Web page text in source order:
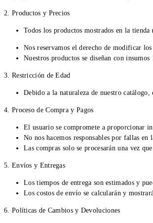
2. Productos y Precios
Todos los productos mostrados en la tienda
Nos reservamos el derecho de modificar
Nuestros productos se diseñan con
3. Restricción de Edad
Debido a la naturaleza de nuestro
4. Proceso de Compra y Pagos
El usuario se compromete a proporcionar
No nos hacemos responsables por fallas
Las compras solo se procesarán una vez
5. Envíos y Entregas
Los tiempos de entrega son estimados y
Los costos de envío se calcularán y
6. Políticas de Cambios y Devoluciones